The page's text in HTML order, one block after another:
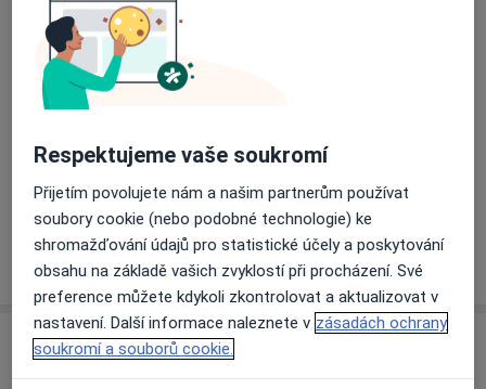
Dostupnost
Na této adrese online kalendář není aktivní
Co mám v takové situaci udělat?
Způsoby platby (soukromé návštěvy)
Na teto adrese lékař přijímá pacienty na pojišťovnu
Detaily
Více
o adrese
Názory
Respektujeme vaše soukromí
Přijetím povolujete nám a našim partnerům používat
soubory cookie (nebo podobné technologie) ke
shromažďování údajů pro statistické účely a poskytování
obsahu na základě vašich zvyklostí při procházení. Své
preference můžete kdykoli zkontrolovat a aktualizovat v
nastavení. Další informace naleznete v zásadách ochrany
soukromí a souborů cookie.